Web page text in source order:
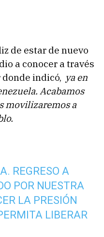
de estar de nuevo
a conocer a través
indicó, ya en
Acabamos
movilizaremos a
REGRESO A
POR NUESTRA
LA PRESIÓN
LIBERAR